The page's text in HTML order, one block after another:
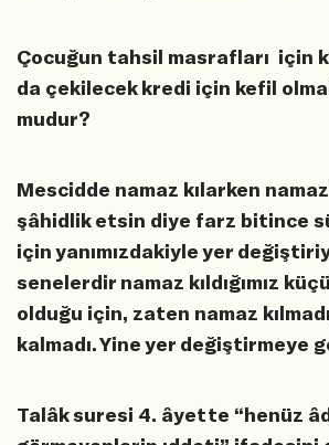
Çocuğun tahsil masrafları için
da çekilecek kredi için kefil
mudur?
Mescidde namaz kılarken namaz
şâhidlik etsin diye farz bitince
için yanımızdakiyle yer
senelerdir namaz kıldığımız
olduğu için, zaten namaz
kalmadı. Yine yer değiştirmeye
Talâk suresi 4. âyette “henüz